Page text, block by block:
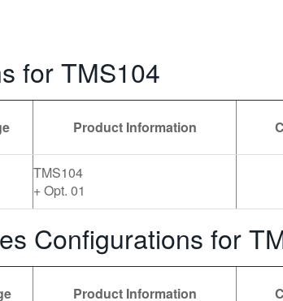
for TMS104
Product Information
TMS104
+ Opt. 01
Configurations for
Product Information